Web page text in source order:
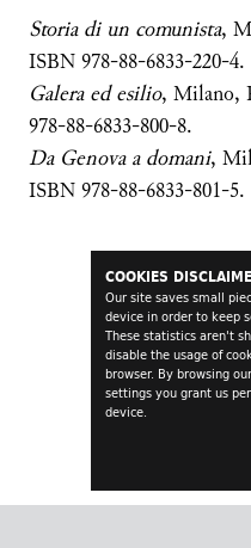
COOKIES
Our site saves small
device in order to keep
These statistics aren't
disable the usage of
browser. By browsing
settings you grant us
device.
Storia di un comunista,
ISBN 978-88-6833-220-4.
Galera ed esilio, Milano,
978-88-6833-800-8.
Da Genova a domani,
ISBN 978-88-6833-801-5.